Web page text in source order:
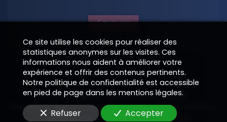
Envoyer
Copyright 2026—Informations légales
—
Site vitrine digital structuré et supervisé par
—Modifier vos préférences de cookies
Ce site utilise les cookies pour réaliser des
statistiques anonymes sur les visites. Ces
informations nous aident à améliorer votre
expérience et offrir des contenus pertinents.
Notre politique de confidentialité est accessible
en pied de page dans les mentions légales.
Refuser Accepter